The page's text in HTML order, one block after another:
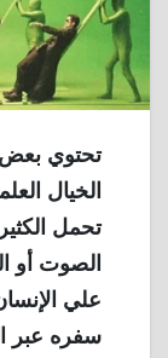
تحتوي بعض
الخيال
تحمل
الصوت أو
علي
سفره عبر